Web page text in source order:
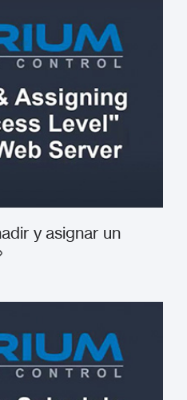
y asignar un